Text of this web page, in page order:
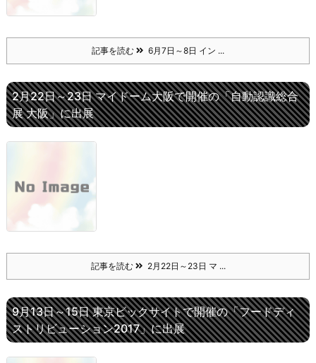
記事を読む 6月7日～8日 イン ...
2月22日～23日 マイドーム大阪で開催の「自動認識総合
展 大阪」に出展
記事を読む 2月22日～23日 マ ...
9月13日～15日 東京ビックサイトで開催の「フードディ
ストリビューション2017」に出展